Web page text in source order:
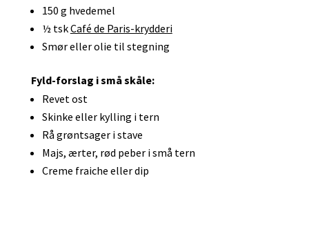
150 g hvedemel
½ tskCafé de Paris-krydderi
Smør eller olie til stegning
Fyld-forslag i små skåle:
Revet ost
Skinke eller kylling i tern
Rå grøntsager i stave
Majs, ærter, rød peber i små tern
Creme fraiche eller dip